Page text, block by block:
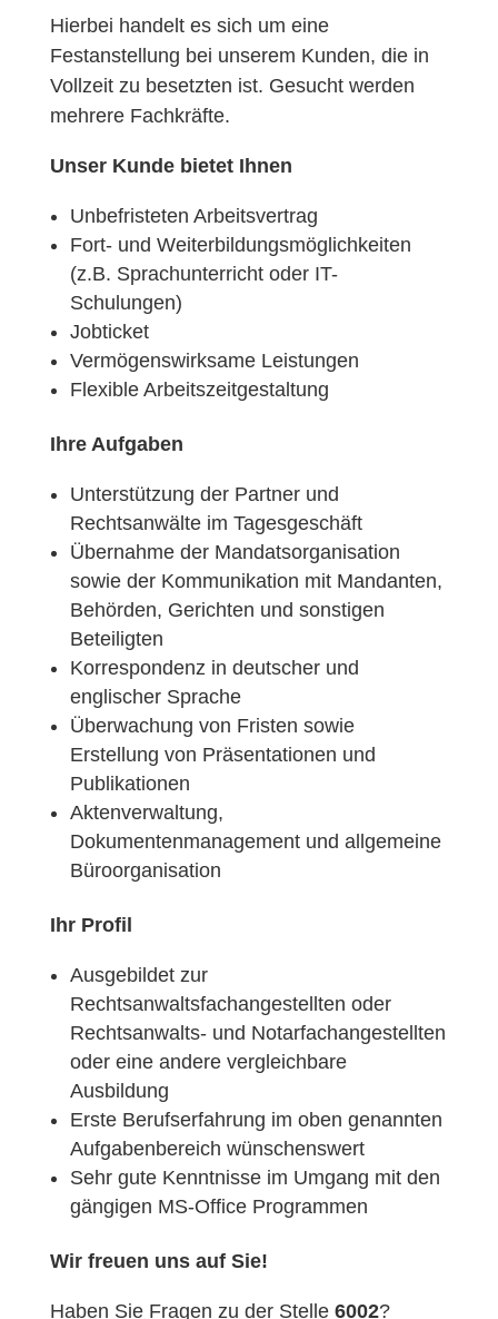
Hierbei handelt es sich um eine
Festanstellung bei unserem Kunden, die in
Vollzeit zu besetzten ist. Gesucht werden
mehrere Fachkräfte.
Unser Kunde bietet Ihnen
Unbefristeten Arbeitsvertrag
Fort- und Weiterbildungsmöglichkeiten
(z.B. Sprachunterricht oder IT-
Schulungen)
Jobticket
Vermögenswirksame Leistungen
Flexible Arbeitszeitgestaltung
Ihre Aufgaben
Unterstützung der Partner und
Rechtsanwälte im Tagesgeschäft
Übernahme der Mandatsorganisation
sowie der Kommunikation mit Mandanten,
Behörden, Gerichten und sonstigen
Beteiligten
Korrespondenz in deutscher und
englischer Sprache
Überwachung von Fristen sowie
Erstellung von Präsentationen und
Publikationen
Aktenverwaltung,
Dokumentenmanagement und allgemeine
Büroorganisation
Ihr Profil
Ausgebildet zur
Rechtsanwaltsfachangestellten oder
Rechtsanwalts- und Notarfachangestellten
oder eine andere vergleichbare
Ausbildung
Erste Berufserfahrung im oben genannten
Aufgabenbereich wünschenswert
Sehr gute Kenntnisse im Umgang mit den
gängigen MS-Office Programmen
Wir freuen uns auf Sie!
Haben Sie Fragen zu der Stelle 6002?